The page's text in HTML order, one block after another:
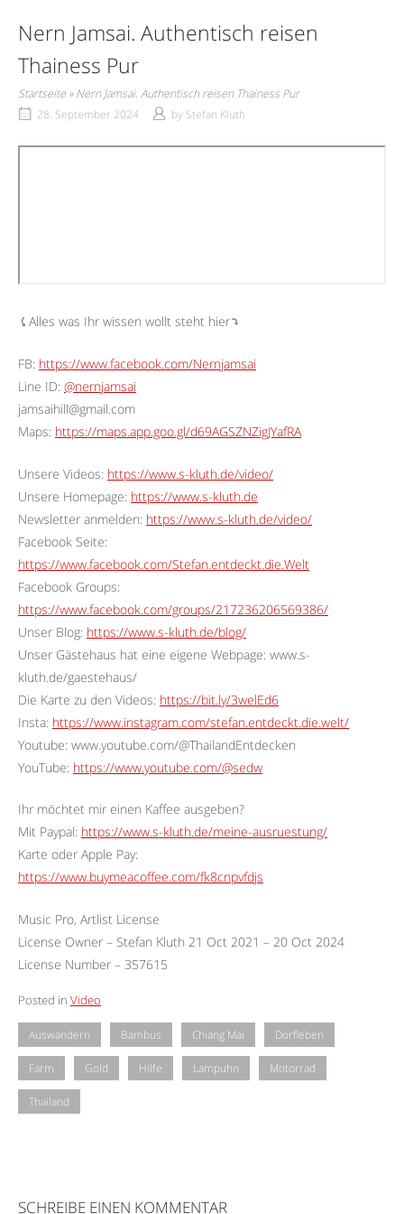
Nern Jamsai. Authentisch reisen
Thainess Pur
Startseite »Nern Jamsai. Authentisch reisen Thainess Pur
28. September 2024
by Stefan Kluth
⤹Alles was Ihr wissen wollt steht hier⤵︎
FB: https://www.facebook.com/Nernjamsai
Line ID: @nernjamsai
jamsaihill@gmail.com
Maps: https://maps.app.goo.gl/d69AGSZNZigJYafRA
Unsere Videos: https://www.s-kluth.de/video/
Unsere Homepage: https://www.s-kluth.de
Newsletter anmelden: https://www.s-kluth.de/video/
Facebook Seite:
https://www.facebook.com/Stefan.entdeckt.die.Welt
Facebook Groups:
https://www.facebook.com/groups/217236206569386/
Unser Blog: https://www.s-kluth.de/blog/
Unser Gästehaus hat eine eigene Webpage: www.s-
kluth.de/gaestehaus/
Die Karte zu den Videos: https://bit.ly/3welEd6
Insta: https://www.instagram.com/stefan.entdeckt.die.welt/
Youtube: www.youtube.com/@ThailandEntdecken
YouTube: https://www.youtube.com/@sedw
Ihr möchtet mir einen Kaffee ausgeben?
Mit Paypal: https://www.s-kluth.de/meine-ausruestung/
Karte oder Apple Pay:
https://www.buymeacoffee.com/fk8cnpvfdjs
Music Pro, Artlist License
License Owner – Stefan Kluth 21 Oct 2021 – 20 Oct 2024
License Number – 357615
Posted in Video
Auswandern Bambus Chiang Mai Dorfleben
Farm Gold Hilfe Lampuhn Motorrad
Thailand
SCHREIBE EINEN KOMMENTAR